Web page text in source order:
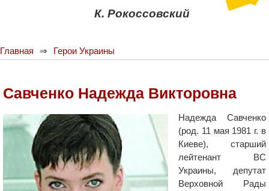
К. Рокоссовский
Главная Герои Украины
Савченко Надежда Викторовна
Надежда Савченко
(род. 11 мая 1981 г. в
Киеве), старший
лейтенант ВС
Украины, депутат
Верховной Рады